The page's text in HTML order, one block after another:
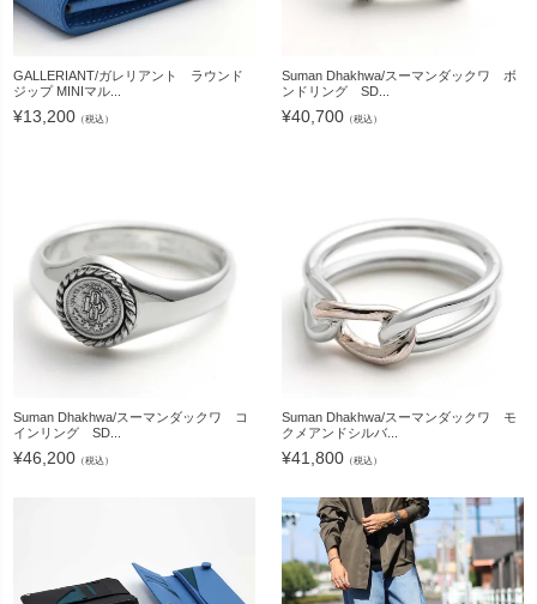
GALLERIANT/ガレリアント ラウンド
ジップ MINIマル...
¥13,200 （税込）
Suman Dhakhwa/スーマンダックワ ボ
ンドリング SD...
¥40,700 （税込）
Suman Dhakhwa/スーマンダックワ コ
インリング SD...
¥46,200 （税込）
Suman Dhakhwa/スーマンダックワ モ
クメアンドシルバ...
¥41,800 （税込）